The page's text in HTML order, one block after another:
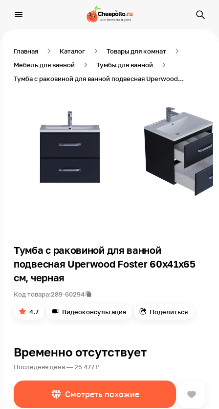
Главная Каталог
Товары для комнат
Мебель для ванной
Тумбы для ванной
Тумба с раковиной для ванной подвесная Uperwood Foster 60х41х65 см, черная
Тумба с раковиной для ванной
подвесная Uperwood Foster 60х41х65
см, черная
Код товара:289-60294
4.7 Видеоконсультация Поделиться
Временно отсутствует
Последняя цена — 25 477 ₽
Смотреть похожие